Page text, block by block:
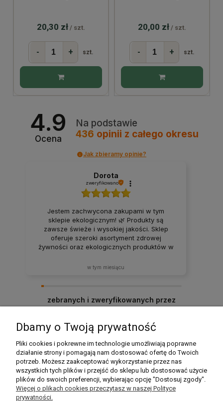
20,30 zł / szt.
- + szt.
20,00 zł / szt.
- + szt.
4.9
Ocena
Na podstawie
436 opinii z całego okresu
Jak zbieramy opinie?
Dorota
zweryfikowano
Jestem zachwycona zakupami w tym
sklepie ekologicznym! 🌿 Produkty są
zawsze świeże i wysokiej jakości. Sklep
oferuje szeroki asortyment zdrowej
żywności oraz ekologicznych produktów w
razem docierają w idealnym stanie. Zakupy
w tym miesiącu
zebranych i zweryfikowanych przez
Moje konto
Płatności i dostawa
Dbamy o Twoją prywatność
Pliki cookies i pokrewne im technologie umożliwiają poprawne
działanie strony i pomagają nam dostosować ofertę do Twoich
potrzeb. Możesz zaakceptować wykorzystanie przez nas
wszystkich tych plików i przejść do sklepu lub dostosować użycie
plików do swoich preferencji, wybierając opcję "Dostosuj zgody".
Więcej o plikach cookies przeczytasz w naszej Polityce
prywatności.